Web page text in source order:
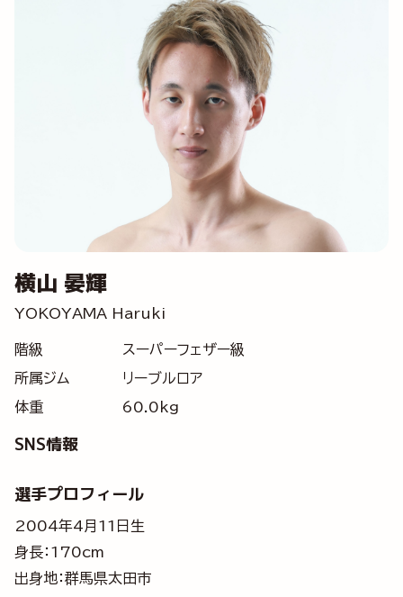
横山 晏輝
YOKOYAMA Haruki
階級
スーパーフェザー級
所属ジム
リーブルロア
体重
60.0kg
SNS情報
選手プロフィール
2004年4月11日生
身長：170cm
出身地：群馬県太田市